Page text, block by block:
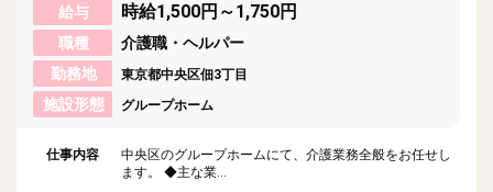
給与 時給1,500円～1,750円
職種
介護職・ヘルパー
勤務地
東京都中央区佃3丁目
施設形態 グループホーム
仕事内容
中央区のグループホームにて、介護業務全般をお任せし
ます。 ◆主な業...